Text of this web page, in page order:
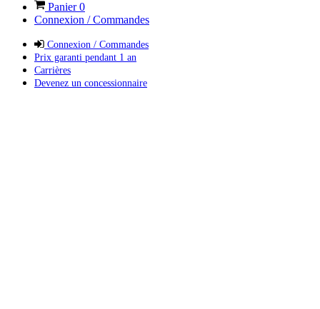
Panier0
Connexion / Commandes
Connexion / Commandes
Prix garanti pendant 1 an
Carrières
Devenez un concessionnaire